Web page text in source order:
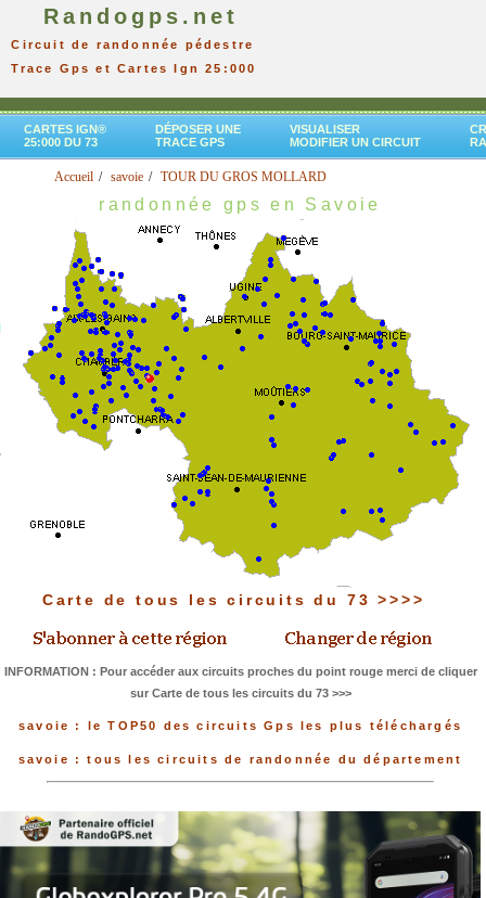
Randogps.net
Circuit de randonnée pédestre
Trace Gps et Cartes Ign 25:000
CARTES IGN®
25:000 DU 73
DÉPOSER UNE
TRACE GPS
VISUALISER
MODIFIER UN CIRCUIT
Accueil savoie TOUR DU GROS MOLLARD
randonnée gps en Savoie
Carte de tous les circuits du 73 >>>>
INFORMATION : Pour accéder aux circuits proches du point rouge merci de cliquer
sur Carte de tous les circuits du 73 >>>
savoie : le TOP50 des circuits Gps les plus téléchargés
savoie : tous les circuits de randonnée du département